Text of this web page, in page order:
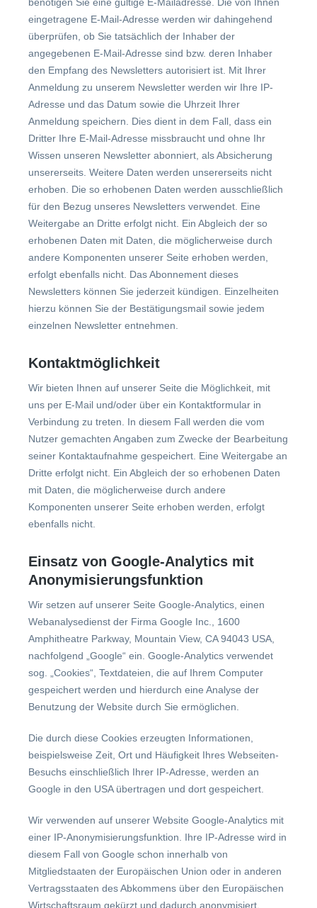
eingetragene E-Mail-Adresse werden wir dahingehend
überprüfen, ob Sie tatsächlich der Inhaber der
angegebenen E-Mail-Adresse sind bzw. deren Inhaber
den Empfang des Newsletters autorisiert ist. Mit Ihrer
Anmeldung zu unserem Newsletter werden wir Ihre IP-
Adresse und das Datum sowie die Uhrzeit Ihrer
Anmeldung speichern. Dies dient in dem Fall, dass ein
Dritter Ihre E-Mail-Adresse missbraucht und ohne Ihr
Wissen unseren Newsletter abonniert, als Absicherung
unsererseits. Weitere Daten werden unsererseits nicht
erhoben. Die so erhobenen Daten werden ausschließlich
für den Bezug unseres Newsletters verwendet. Eine
Weitergabe an Dritte erfolgt nicht. Ein Abgleich der so
erhobenen Daten mit Daten, die möglicherweise durch
andere Komponenten unserer Seite erhoben werden,
erfolgt ebenfalls nicht. Das Abonnement dieses
Newsletters können Sie jederzeit kündigen. Einzelheiten
hierzu können Sie der Bestätigungsmail sowie jedem
einzelnen Newsletter entnehmen.
Kontaktmöglichkeit
Wir bieten Ihnen auf unserer Seite die Möglichkeit, mit
uns per E-Mail und/oder über ein Kontaktformular in
Verbindung zu treten. In diesem Fall werden die vom
Nutzer gemachten Angaben zum Zwecke der Bearbeitung
seiner Kontaktaufnahme gespeichert. Eine Weitergabe an
Dritte erfolgt nicht. Ein Abgleich der so erhobenen Daten
mit Daten, die möglicherweise durch andere
Komponenten unserer Seite erhoben werden, erfolgt
ebenfalls nicht.
Einsatz von Google-Analytics mit
Anonymisierungsfunktion
Wir setzen auf unserer Seite Google-Analytics, einen
Webanalysedienst der Firma Google Inc., 1600
Amphitheatre Parkway, Mountain View, CA 94043 USA,
nachfolgend „Google“ ein. Google-Analytics verwendet
sog. „Cookies“, Textdateien, die auf Ihrem Computer
gespeichert werden und hierdurch eine Analyse der
Benutzung der Website durch Sie ermöglichen.
Die durch diese Cookies erzeugten Informationen,
beispielsweise Zeit, Ort und Häufigkeit Ihres Webseiten-
Besuchs einschließlich Ihrer IP-Adresse, werden an
Google in den USA übertragen und dort gespeichert.
Wir verwenden auf unserer Website Google-Analytics mit
einer IP-Anonymisierungsfunktion. Ihre IP-Adresse wird in
diesem Fall von Google schon innerhalb von
Mitgliedstaaten der Europäischen Union oder in anderen
Vertragsstaaten des Abkommens über den Europäischen
Wirtschaftsraum gekürzt und dadurch anonymisiert.